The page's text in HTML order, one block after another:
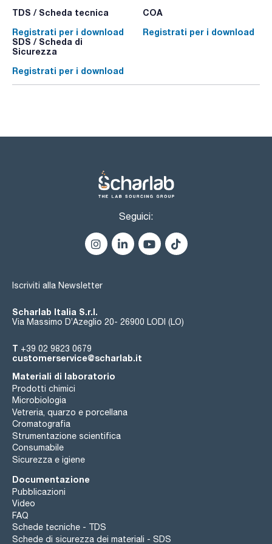
TDS / Scheda tecnica
Registrati per i download
COA
Registrati per i download
SDS / Scheda di
Sicurezza
Registrati per i download
Seguici:
Iscriviti alla Newsletter
Scharlab Italia S.r.l.
Via Massimo D’Azeglio 20- 26900 LODI (LO)
T +39 02 9823 0679
customerservice@scharlab.it
Materiali di laboratorio
Prodotti chimici
Microbiologia
Vetreria, quarzo e porcellana
Cromatografia
Strumentazione scientifica
Consumabile
Sicurezza e igiene
Documentazione
Pubblicazioni
Video
FAQ
Schede tecniche - TDS
Schede di sicurezza dei materiali - SDS